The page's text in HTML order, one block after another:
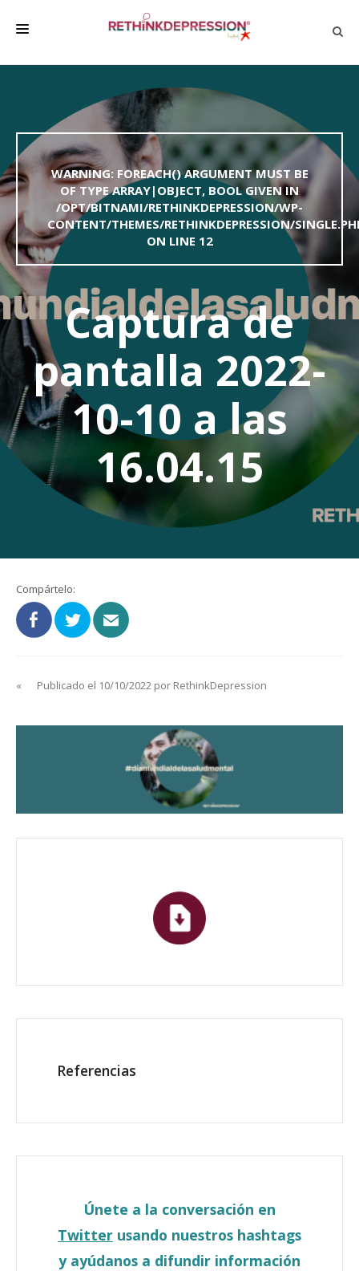
ACERCA DE LA DEPRESIÓN
HABLAR CON LOS DEMÁS
BIENESTAR
FAMILIA Y AMIGOS
EMPRESA
DEPRESSÃO SEM RODEIOS
WARNING: FOREACH() ARGUMENT MUST BE
OF TYPE ARRAY|OBJECT, BOOL GIVEN IN
/OPT/BITNAMI/RETHINKDEPRESSION/WP-
CONTENT/THEMES/RETHINKDEPRESSION/
ON LINE 12
Captura de
pantalla 2022-
10-10 a las
16.04.15
Compártelo:
« Publicado el 10/10/2022 por RethinkDepression
Referencias
Únete a la conversación en
Twitter usando nuestros hashtags
y ayúdanos a difundir información